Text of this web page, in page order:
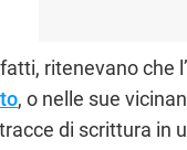
ritenevano che
, o nelle sue
di scrittura in